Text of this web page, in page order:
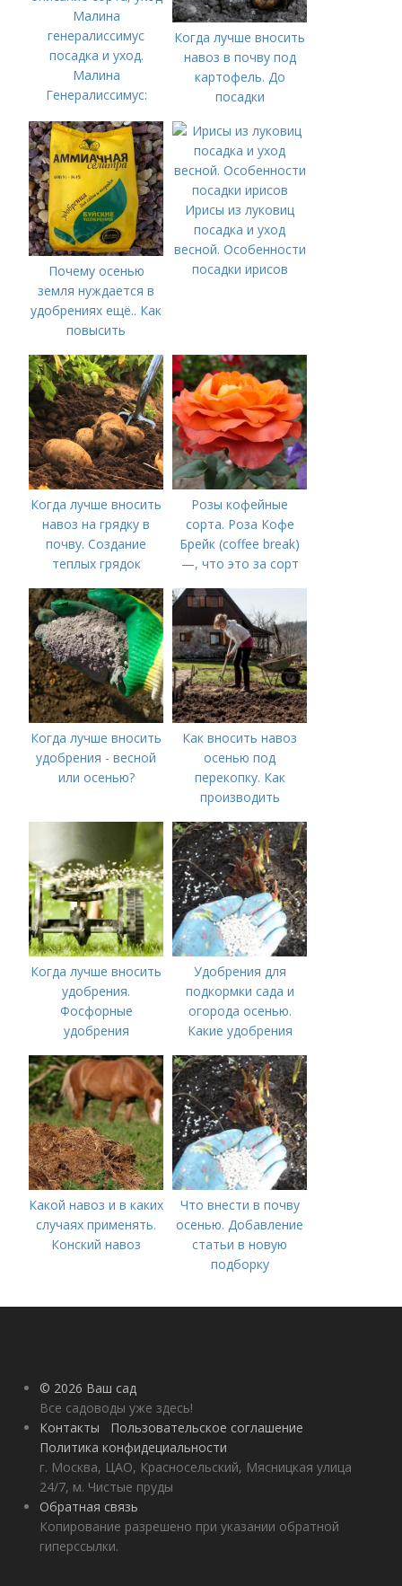
Малина
генералиссимус
посадка и уход.
Малина
Генералиссимус:
Когда лучше вносить
навоз в почву под
картофель. До
посадки
Почему осенью
земля нуждается в
удобрениях ещё.. Как
повысить
осенью
Ирисы из луковиц
посадка и уход
весной. Особенности
посадки ирисов
Когда лучше вносить
навоз на грядку в
почву. Создание
теплых грядок
Розы кофейные
сорта. Роза Кофе
Брейк (coffee break)
—, что это за сорт
Когда лучше вносить
удобрения - весной
или осенью?
Как вносить навоз
осенью под
перекопку. Как
производить
Когда лучше вносить
удобрения.
Фосфорные
удобрения
Удобрения для
подкормки сада и
огорода осенью.
Какие удобрения
правильно это
делать?
Какой навоз и в каких
случаях применять.
Конский навоз
Что внести в почву
осенью. Добавление
статьи в новую
подборку
© 2026 Ваш сад
Все садоводы уже здесь!
Контакты
Пользовательское соглашение
Политика конфидециальности
г. Москва, ЦАО, Красносельский, Мясницкая улица
24/7, м. Чистые пруды
Обратная связь
Копирование разрешено при указании обратной
гиперссылки.